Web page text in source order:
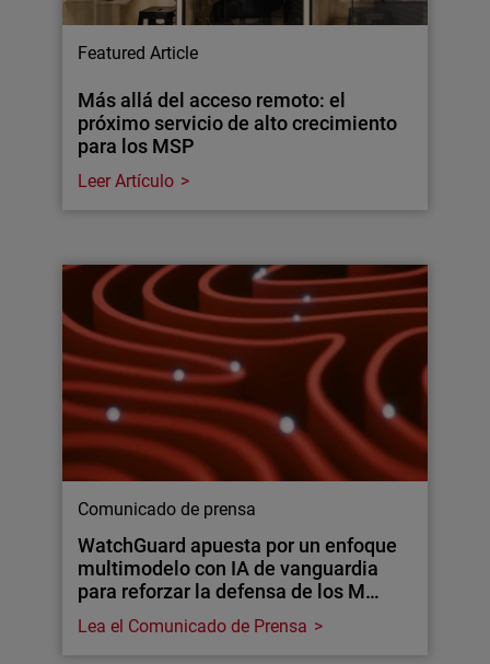
Featured Article
Más allá del acceso remoto: el
próximo servicio de alto crecimiento
para los MSP
Leer Artículo
Comunicado de prensa
WatchGuard apuesta por un enfoque
multimodelo con IA de vanguardia
para reforzar la defensa de los M…
Lea el Comunicado de Prensa